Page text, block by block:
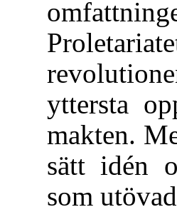
yttersta
makten.
sätt idén
som